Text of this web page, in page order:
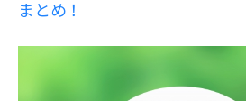
まとめ！